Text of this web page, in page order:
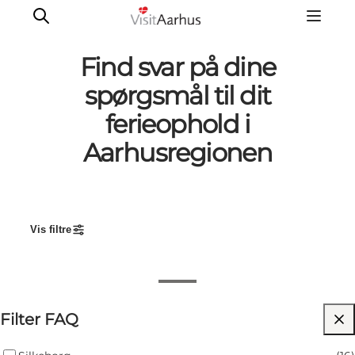
Oplevelser
Kalender
Transport
Find svar på dine
spørgsmål til dit
ferieophold i
Aarhusregionen
Vis filtre
Filter FAQ
ulykke eller en katastrofe?